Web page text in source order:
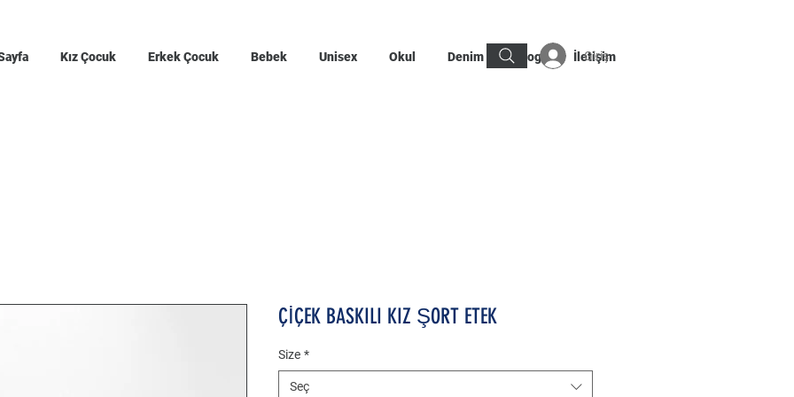
Kız Çocuk Erkek Çocuk Bebek Unisex Okul Denim Blog İletişim
Giriş
ÇİÇEK BASKILI KIZ ŞORT ETEK
Size *
Seç